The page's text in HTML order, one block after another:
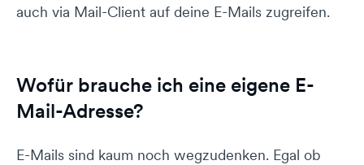
auch via Mail-Client auf deine E-Mails zugreifen.
Wofür brauche ich eine eigene E-
Mail-Adresse?
E-Mails sind kaum noch wegzudenken. Egal ob